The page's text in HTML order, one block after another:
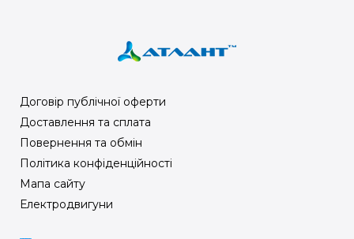
Договір публічної оферти
Доставлення та сплата
Повернення та обмін
Політика конфіденційності
Мапа сайту
Електродвигуни